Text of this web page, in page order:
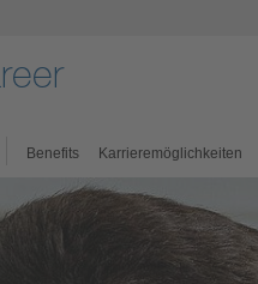
Benefits Karrieremöglichkeiten